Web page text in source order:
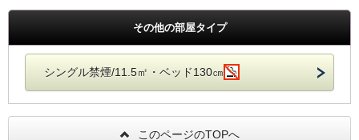
その他の部屋タイプ
シングル禁煙/11.5㎡・ベッド130㎝
このページのTOPへ